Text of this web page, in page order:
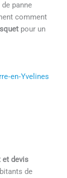
panne
comment
pour un
et devis
de